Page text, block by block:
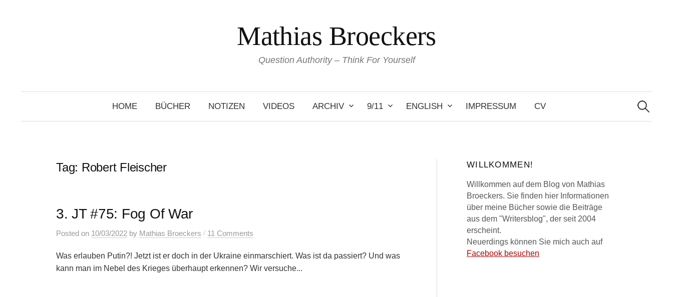
Mathias Broeckers
Question Authority – Think For Yourself
HOME BÜCHER NOTIZEN VIDEOS ARCHIV 9/11 ENGLISH IMPRESSUM CV
Search
for:
Tag: Robert Fleischer
3. JT #75: Fog Of War
Posted on 10/03/2022 by Mathias Broeckers / 11 Comments
Was erlauben Putin?! Jetzt ist er doch in der Ukraine einmarschiert. Was ist da passiert? Und was
kann man im Nebel des Krieges überhaupt erkennen? Wir versuche...
WILLKOMMEN!
Willkommen auf dem Blog von Mathias
Broeckers. Sie finden hier Informationen
über meine Bücher sowie die Beiträge
aus dem "Writersblog", der seit 2004
erscheint.
Neuerdings können Sie mich auch auf
Facebook besuchen